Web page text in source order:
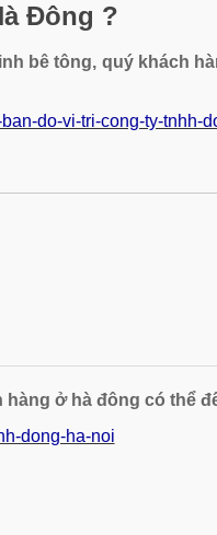
Đông ?
bê tông, quý khách
do-vi-tri-cong-ty-tnhh-
ở hà đông có thể
dong-ha-noi